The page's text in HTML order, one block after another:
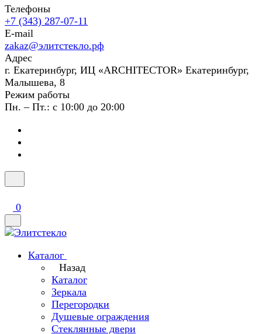
Телефоны
+7 (343) 287-07-11
E-mail
zakaz@элитстекло.рф
Адрес
г. Екатеринбург, ИЦ «ARCHITECTOR» Екатеринбург,
Малышева, 8
Режим работы
Пн. – Пт.: с 10:00 до 20:00
0
Каталог
Назад
Каталог
Зеркала
Перегородки
Душевые ограждения
Стеклянные двери